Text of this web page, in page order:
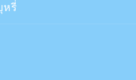
หรี่